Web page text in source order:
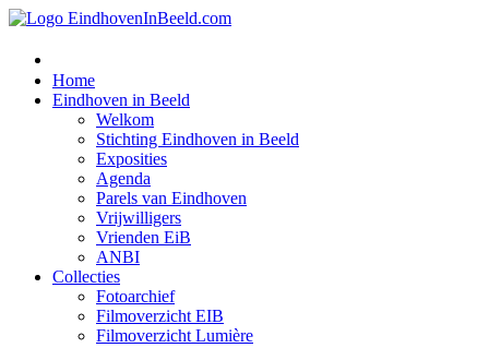
Home
Eindhoven in Beeld
Welkom
Stichting Eindhoven in Beeld
Exposities
Agenda
Parels van Eindhoven
Vrijwilligers
Vrienden EiB
ANBI
Collecties
Fotoarchief
Filmoverzicht EIB
Filmoverzicht Lumière